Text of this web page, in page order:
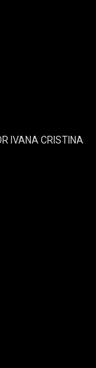
IVANA CRISTINA